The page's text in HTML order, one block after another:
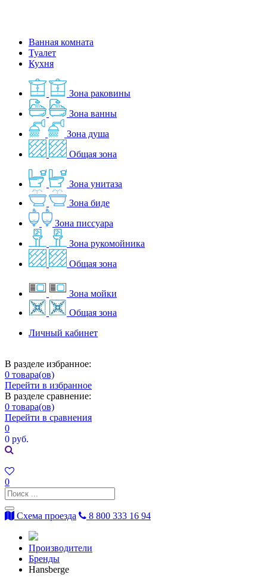
Ванная комната
Туалет
Кухня
Зона раковины
Зона ванны
Зона душа
Общая зона
Зона унитаза
Зона биде
Зона писсуара
Зона рукомойника
Общая зона
Зона мойки
Общая зона
Личный кабинет
В разделе избранное:
0 товара(ов)
Перейти в избранное
В разделе сравнение:
0 товара(ов)
Перейти в сравнения
0
0 руб.
0
Схема проезда 8 800 333 16 94
Производители
Бренды
Hansberge